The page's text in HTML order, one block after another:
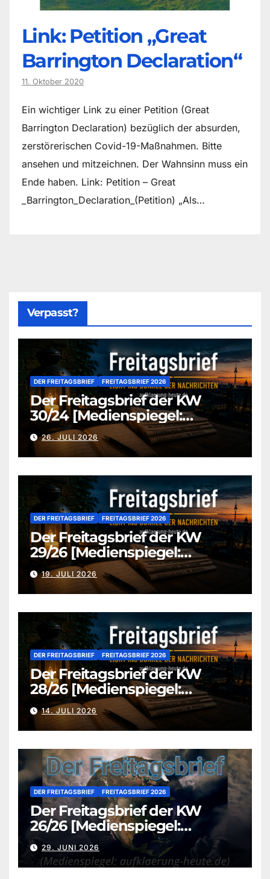
Link: Petition „Great
Barrington Declaration“
11. Oktober 2020
Ein wichtiger Link zu einer Petition (Great
Barrington Declaration) bezüglich der absurden,
zerstörerischen Covid-19-Maßnahmen. Bitte
ansehen und mitzeichnen. Der Wahnsinn muss ein
Ende haben. Link: Petition – Great
_Barrington_Declaration_(Petition) „Als…
Verpasst?
DER FREITAGSBRIEF FREITAGSBRIEF 2026
Der Freitagsbrief der KW
30/24 [Medienspiegel:
aufklaerung-heute-de]
26. JULI 2026
DER FREITAGSBRIEF FREITAGSBRIEF 2026
Der Freitagsbrief der KW
29/26 [Medienspiegel:
aufklaerung-heute.de]
19. JULI 2026
DER FREITAGSBRIEF FREITAGSBRIEF 2026
Der Freitagsbrief der KW
28/26 [Medienspiegel:
aufklaerung-heute.de]
14. JULI 2026
DER FREITAGSBRIEF FREITAGSBRIEF 2026
Der Freitagsbrief der KW
26/26 [Medienspiegel:
aufklaerung-heute.de]
29. JUNI 2026